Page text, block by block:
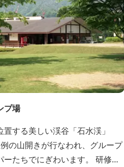
プ場
する美しい渓谷「石水渓」
の山開きが行なわれ、グループ
たちでにぎわいます。 研修施